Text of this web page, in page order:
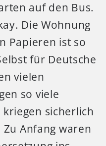
auf den Bus.
Die Wohnung
Papieren ist so
für Deutsche
vielen
so viele
sicherlich
Anfang waren